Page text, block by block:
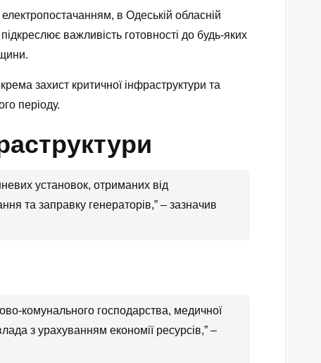
в Одеській обласній
важливість готовності до будь-яких
захист критичної інфраструктури та
періоду.
установок, отриманих від
та заправку генераторів,” – зазначив
комунального господарства, медичної
з урахуванням економії ресурсів,” –